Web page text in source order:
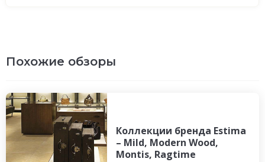
Похожие обзоры
Коллекции бренда Estima
– Mild, Modern Wood,
Montis, Ragtime